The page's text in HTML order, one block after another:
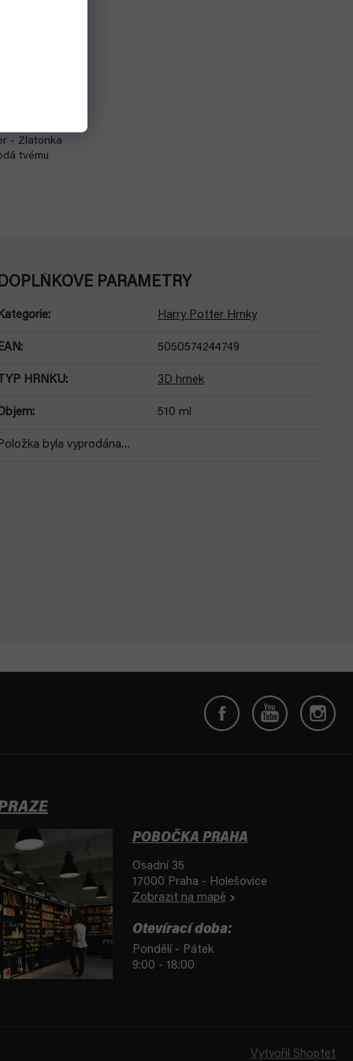
- Zlatonka
tvému
PARAMETRY
: Harry Potter Hrnky
: 5050574244749
HRNKU: 3D hrnek
: 510 ml
byla vyprodána…
POBOČKA PRAHA
Osadní 35
17000 Praha - Holešovice
Zobrazit na mapě
Otevírací doba:
Pondělí - Pátek
9:00 - 18:00
Vytvořil Shoptet